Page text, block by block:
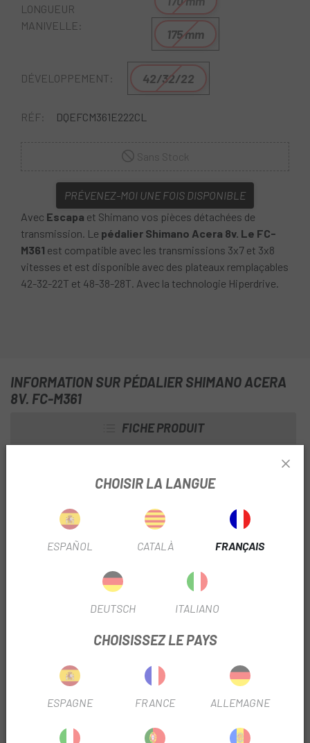
LONGUEUR
MANIVELLE:
175 mm
DÉVELOPPEMENT: 42/32/22
RÉF: DQEFCM361E222CL
PRÉVENEZ-MOI UNE FOIS DISPONIBLE
Avec Escapa et Shimano vos pièces détachées de
transmission. Le pédalier Shimano Acera 8v. Le FC-
M361 est compatible avec les transmissions 3x7 et 3x8
vitesses et est disponible avec des plateaux remplaçables
42-32-22T et 48-38-28T. Avec la technologie Hiperdrive.
INFORMATION SUR PÉDALIER SHIMANO ACERA
8V. FC-M361
FICHE PRODUIT
UTILISER LE FILTRE VTT
avec les transmissions 3x7 et 3x8 vitesses et est
disponible avec des plateaux remplaçables 42-32-22T et
48-38-28T.
CHOISIR LA LANGUE
ESPAÑOL CATALÀ FRANÇAIS
DEUTSCH ITALIANO
CHOISISSEZ LE PAYS
ESPAGNE FRANCE ALLEMAGNE